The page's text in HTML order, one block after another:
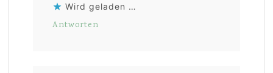
Wird geladen …
Antworten